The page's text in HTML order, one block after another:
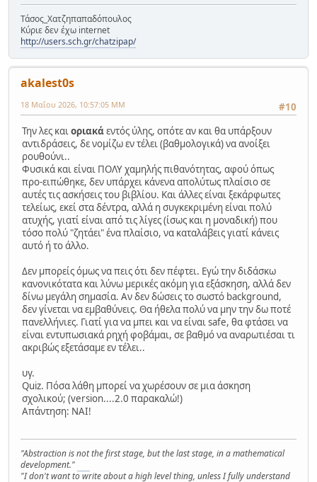
Τάσος_Χατζηπαπαδόπουλος
Κύριε δεν έχω internet
http://users.sch.gr/chatzipap/
akalest0s
#10
18 Μαΐου 2026, 10:57:05 ΜΜ
Την λες καιοριακάεντός ύλης, οπότε αν και θα υπάρξουν
αντιδράσεις, δε νομίζω εν τέλει (βαθμολογικά) να ανοίξει
ρουθούνι..
Φυσικά και είναι ΠΟΛΥ χαμηλής πιθανότητας, αφού όπως
προ-ειπώθηκε, δεν υπάρχει κάνενα απολύτως πλαίσιο σε
αυτές τις ασκήσεις του βιβλίου. Και άλλες είναι ξεκάρφωτες
τελείως, εκεί στα δέντρα, αλλά η συγκεκριμένη είναι πολύ
ατυχής, γιατί είναι από τις λίγες (ίσως και η μοναδική) που
τόσο πολύ "ζητάει" ένα πλαίσιο, να καταλάβεις γιατί κάνεις
αυτό ή το άλλο.
Δεν μπορείς όμως να πεις ότι δεν πέφτει. Εγώ την διδάσκω
κανονικότατα και λύνω μερικές ακόμη για εξάσκηση, αλλά δεν
δίνω μεγάλη σημασία. Αν δεν δώσεις το σωστό background,
δεν γίνεται να εμβαθύνεις. Θα ήθελα πολύ να μην την δω ποτέ
πανελλήνιες. Γιατί για να μπει και να είναι safe, θα φτάσει να
είναι εντυπωσιακά ρηχή φοβάμαι, σε βαθμό να αναρωτιέσαι τι
ακριβώς εξετάσαμε εν τέλει..
υγ.
Quiz. Πόσα λάθη μπορεί να χωρέσουν σε μια άσκηση
σχολικού; (version....2.0 παρακαλώ!)
Απάντηση: ΝΑΙ!
"Abstraction is not the first stage, but the last stage, in a mathematical
development."
"I don't want to write about a high level thing, unless I fully understand